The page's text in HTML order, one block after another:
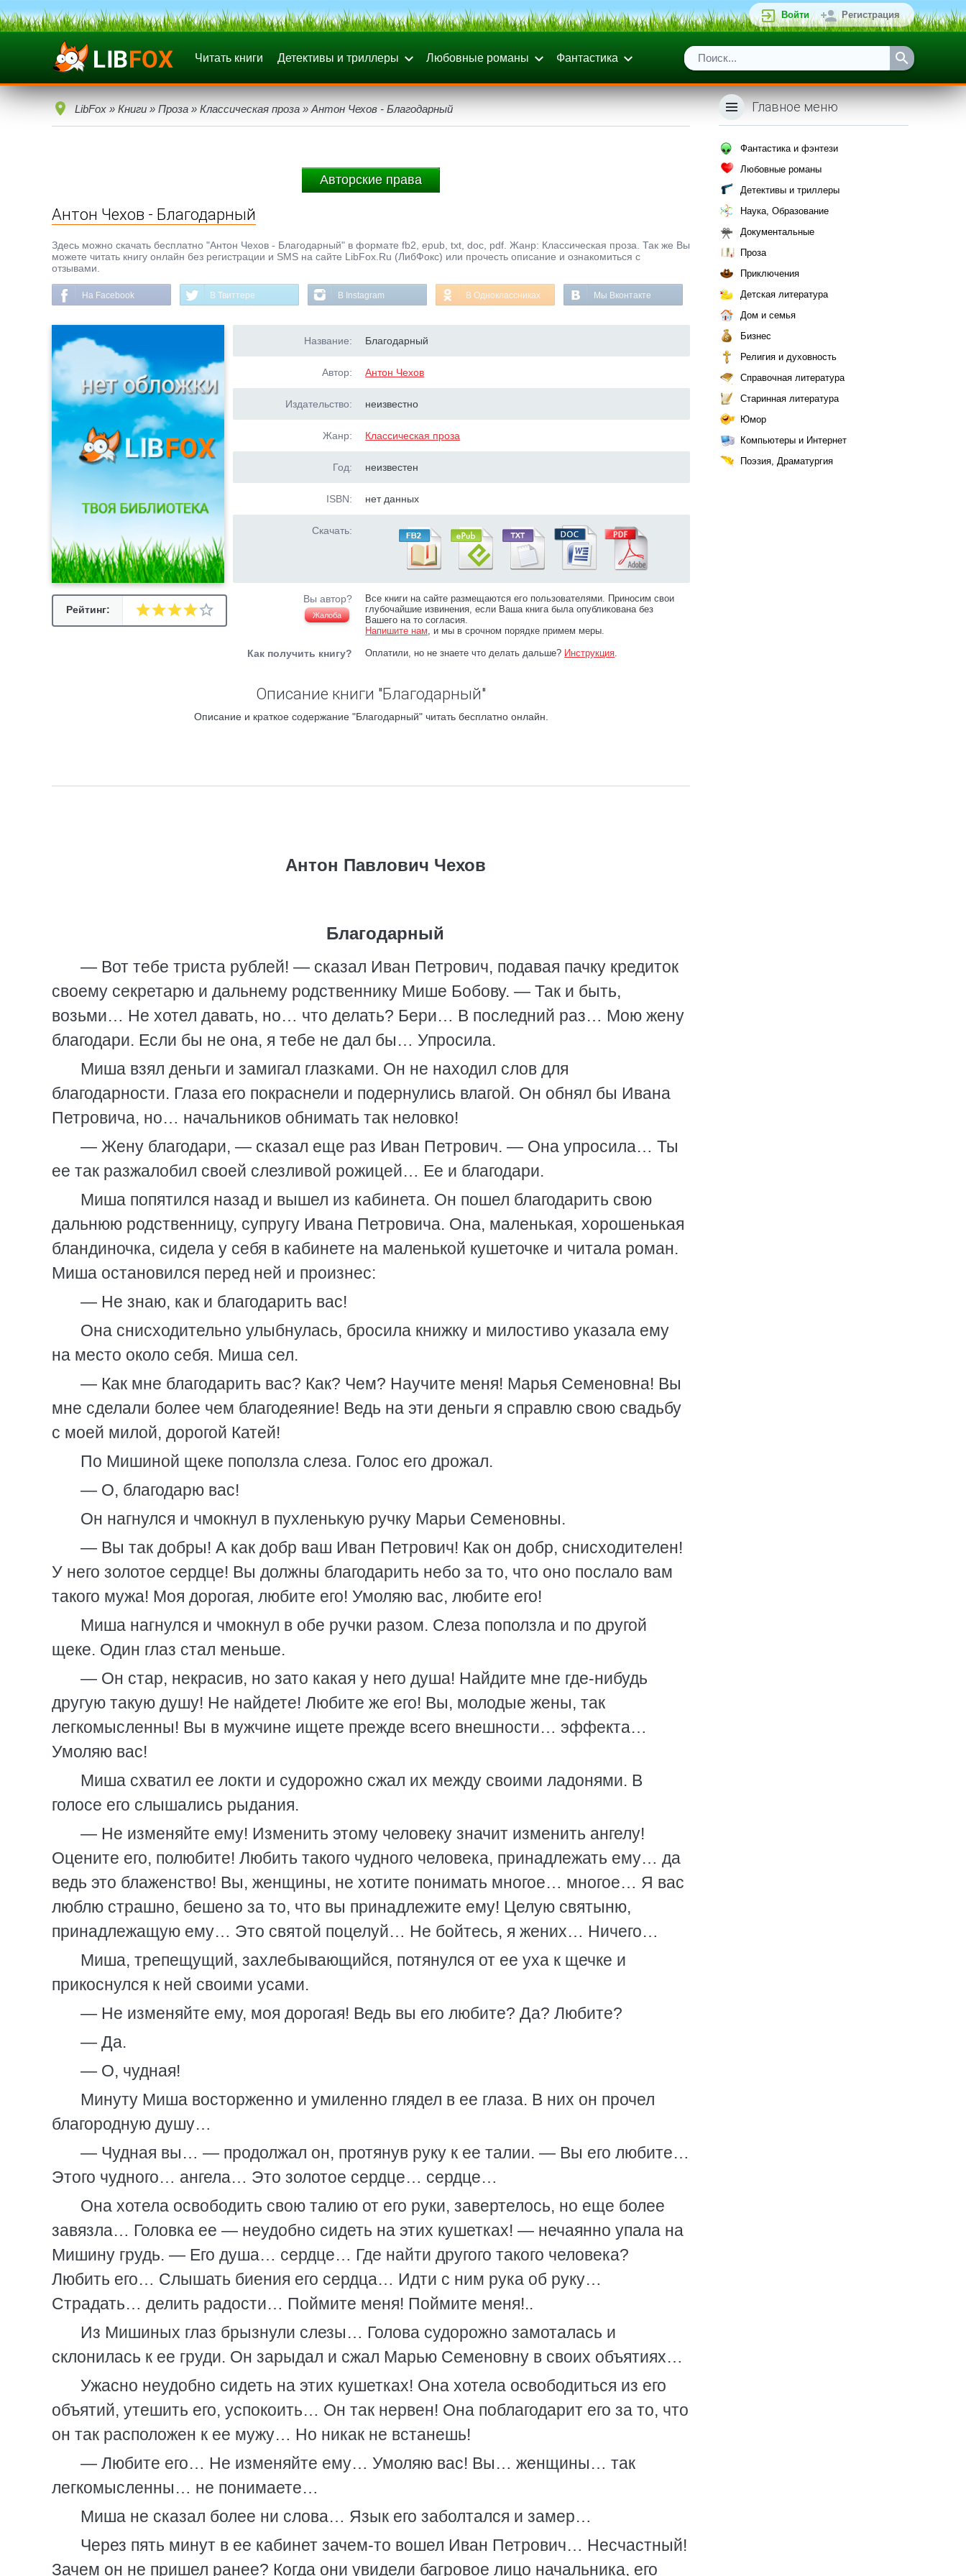
Войти Регистрация
Читать книги Детективы и триллеры Любовные романы Фантастика
LibFox » Книги » Проза » Классическая проза » Антон Чехов - Благодарный
Авторские права
Антон Чехов - Благодарный
Здесь можно скачать бесплатно "Антон Чехов - Благодарный" в формате fb2, epub, txt, doc, pdf. Жанр: Классическая проза. Так же Вы
можете читать книгу онлайн без регистрации и SMS на сайте LibFox.Ru (ЛибФокс) или прочесть описание и ознакомиться с
отзывами.
На Facebook В Твиттере В Instagram В Одноклассниках Мы Вконтакте
Рейтинг:
Название: Благодарный
Автор: Антон Чехов
Издательство: неизвестно
Жанр: Классическая проза
Год: неизвестен
ISBN: нет данных
Скачать:
Вы автор?
Жалоба
Все книги на сайте размещаются его пользователями. Приносим свои
глубочайшие извинения, если Ваша книга была опубликована без
Вашего на то согласия.
Напишите нам, и мы в срочном порядке примем меры.
Как получить книгу? Оплатили, но не знаете что делать дальше? Инструкция.
Описание книги "Благодарный"
Описание и краткое содержание "Благодарный" читать бесплатно онлайн.
Антон Павлович Чехов
Благодарный
— Вот тебе триста рублей! — сказал Иван Петрович, подавая пачку кредиток
своему секретарю и дальнему родственнику Мише Бобову. — Так и быть,
возьми… Не хотел давать, но… что делать? Бери… В последний раз… Мою жену
благодари. Если бы не она, я тебе не дал бы… Упросила.
Миша взял деньги и замигал глазками. Он не находил слов для
благодарности. Глаза его покраснели и подернулись влагой. Он обнял бы Ивана
Петровича, но… начальников обнимать так неловко!
— Жену благодари, — сказал еще раз Иван Петрович. — Она упросила… Ты
ее так разжалобил своей слезливой рожицей… Ее и благодари.
Миша попятился назад и вышел из кабинета. Он пошел благодарить свою
дальнюю родственницу, супругу Ивана Петровича. Она, маленькая, хорошенькая
бландиночка, сидела у себя в кабинете на маленькой кушеточке и читала роман.
Миша остановился перед ней и произнес:
— Не знаю, как и благодарить вас!
Она снисходительно улыбнулась, бросила книжку и милостиво указала ему
на место около себя. Миша сел.
— Как мне благодарить вас? Как? Чем? Научите меня! Марья Семеновна! Вы
мне сделали более чем благодеяние! Ведь на эти деньги я справлю свою свадьбу
с моей милой, дорогой Катей!
По Мишиной щеке поползла слеза. Голос его дрожал.
— О, благодарю вас!
Он нагнулся и чмокнул в пухленькую ручку Марьи Семеновны.
— Вы так добры! А как добр ваш Иван Петрович! Как он добр, снисходителен!
У него золотое сердце! Вы должны благодарить небо за то, что оно послало вам
такого мужа! Моя дорогая, любите его! Умоляю вас, любите его!
Миша нагнулся и чмокнул в обе ручки разом. Слеза поползла и по другой
щеке. Один глаз стал меньше.
— Он стар, некрасив, но зато какая у него душа! Найдите мне где-нибудь
другую такую душу! Не найдете! Любите же его! Вы, молодые жены, так
легкомысленны! Вы в мужчине ищете прежде всего внешности… эффекта…
Умоляю вас!
Миша схватил ее локти и судорожно сжал их между своими ладонями. В
голосе его слышались рыдания.
— Не изменяйте ему! Изменить этому человеку значит изменить ангелу!
Оцените его, полюбите! Любить такого чудного человека, принадлежать ему… да
ведь это блаженство! Вы, женщины, не хотите понимать многое… многое… Я вас
люблю страшно, бешено за то, что вы принадлежите ему! Целую святыню,
принадлежащую ему… Это святой поцелуй… Не бойтесь, я жених… Ничего…
Миша, трепещущий, захлебывающийся, потянулся от ее уха к щечке и
прикоснулся к ней своими усами.
— Не изменяйте ему, моя дорогая! Ведь вы его любите? Да? Любите?
— Да.
— О, чудная!
Минуту Миша восторженно и умиленно глядел в ее глаза. В них он прочел
благородную душу…
— Чудная вы… — продолжал он, протянув руку к ее талии. — Вы его любите…
Этого чудного… ангела… Это золотое сердце… сердце…
Она хотела освободить свою талию от его руки, завертелось, но еще более
завязла… Головка ее — неудобно сидеть на этих кушетках! — нечаянно упала на
Мишину грудь. — Его душа… сердце… Где найти другого такого человека?
Любить его… Слышать биения его сердца… Идти с ним рука об руку…
Страдать… делить радости… Поймите меня! Поймите меня!..
Из Мишиных глаз брызнули слезы… Голова судорожно замоталась и
склонилась к ее груди. Он зарыдал и сжал Марью Семеновну в своих объятиях…
Ужасно неудобно сидеть на этих кушетках! Она хотела освободиться из его
объятий, утешить его, успокоить… Он так нервен! Она поблагодарит его за то, что
он так расположен к ее мужу… Но никак не встанешь!
— Любите его… Не изменяйте ему… Умоляю вас! Вы… женщины… так
легкомысленны… не понимаете…
Миша не сказал более ни слова… Язык его заболтался и замер…
Через пять минут в ее кабинет зачем-то вошел Иван Петрович… Несчастный!
Зачем он не пришел ранее? Когда они увидели багровое лицо начальника, его
Главное меню
Фантастика и фэнтези
Любовные романы
Детективы и триллеры
Наука, Образование
Документальные
Проза
Приключения
Детская литература
Дом и семья
Бизнес
Религия и духовность
Справочная литература
Старинная литература
Юмор
Компьютеры и Интернет
Поэзия, Драматургия